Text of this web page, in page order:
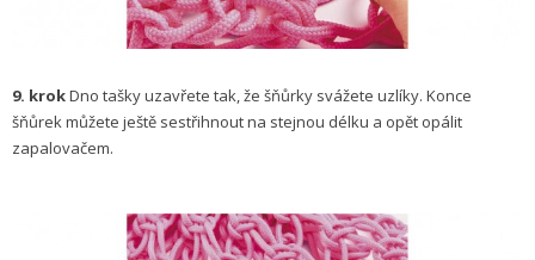
9. krokDno tašky uzavřete tak, že šňůrky svážete uzlíky. Konce
šňůrek můžete ještě sestřihnout na stejnou délku a opět opálit
zapalovačem.